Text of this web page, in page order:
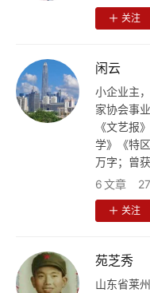
关注
闲云
小企业主
家协会事
《文艺报
学》《特
万字；曾获
6文章 27
关注
苑芝秀
山东省莱